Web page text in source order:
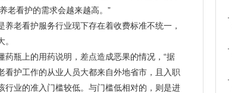
老看护的需求会越来越高。”
老看护服务行业现下存在着收费标准不统一，
瓶上的用药说明，差点造成恶果的情况，“据
看护工作的从业人员大都来自外地省市，且入职
业的准入门槛较低。与门槛低相对的，则是进